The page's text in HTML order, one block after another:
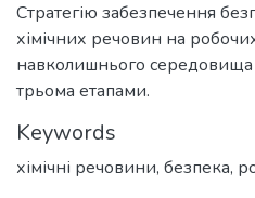
Стратегію забезпечення
хімічних речовин на
навколишнього
трьома етапами.
Keywords
хімічні речовини, безпека,